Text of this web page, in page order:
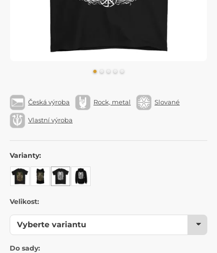
Česká výroba Rock, metal Slované
Vlastní výroba
Varianty:
Velikost:
Do sady: